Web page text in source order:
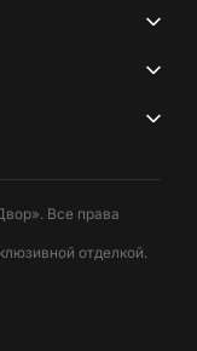
Все права
отделкой.